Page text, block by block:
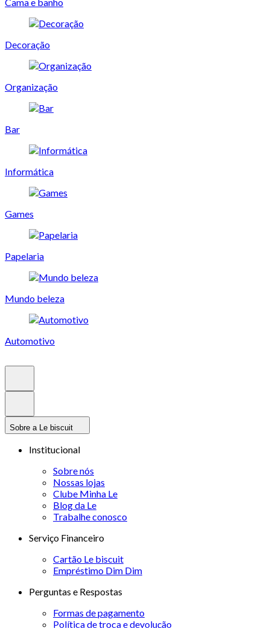
Decoração
Organização
Bar
Informática
Games
Papelaria
Mundo beleza
Automotivo
Sobre a Le biscuit
Institucional
Sobre nós
Nossas lojas
Clube Minha Le
Blog da Le
Trabalhe conosco
Serviço Financeiro
Cartão Le biscuit
Empréstimo Dim Dim
Perguntas e Respostas
Formas de pagamento
Política de troca e devolução